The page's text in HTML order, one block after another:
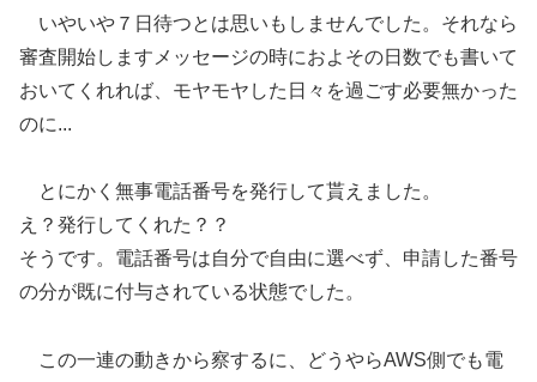
いやいや７日待つとは思いもしませんでした。それなら
審査開始しますメッセージの時におよその日数でも書いて
おいてくれれば、モヤモヤした日々を過ごす必要無かった
のに...
とにかく無事電話番号を発行して貰えました。
え？発行してくれた？？
そうです。電話番号は自分で自由に選べず、申請した番号
の分が既に付与されている状態でした。
この一連の動きから察するに、どうやらAWS側でも電